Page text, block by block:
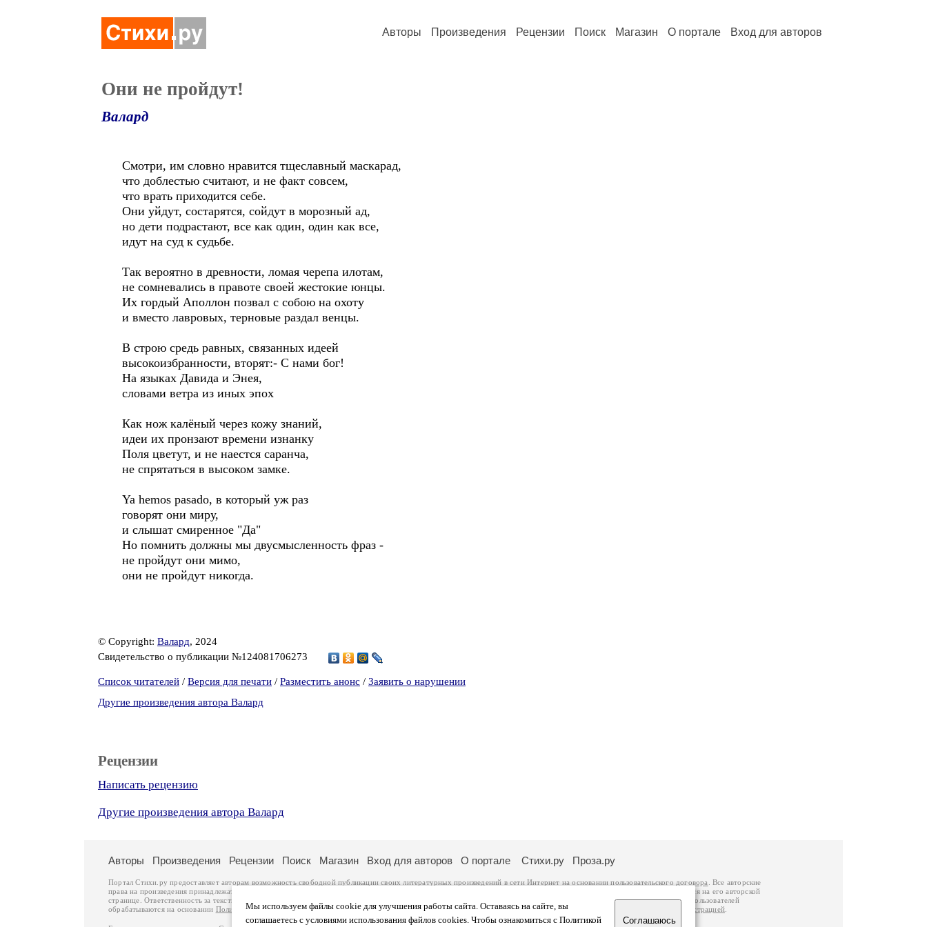
Авторы Произведения Рецензии Поиск Магазин О портале Вход для авторов
Они не пройдут!
Валард
Смотри, им словно нравится тщеславный маскарад,
что доблестью считают, и не факт совсем,
что врать приходится себе.
Они уйдут, состарятся, сойдут в морозный ад,
но дети подрастают, все как один, один как все,
идут на суд к судьбе.
Так вероятно в древности, ломая черепа илотам,
не сомневались в правоте своей жестокие юнцы.
Их гордый Аполлон позвал с собою на охоту
и вместо лавровых, терновые раздал венцы.
В строю средь равных, связанных идеей
высокоизбранности, вторят:- С нами бог!
На языках Давида и Энея,
словами ветра из иных эпох
Как нож калёный через кожу знаний,
идеи их пронзают времени изнанку
Поля цветут, и не наестся саранча,
не спрятаться в высоком замке.
Ya hemos pasado, в который уж раз
говорят они миру,
и слышат смиренное "Да"
Но помнить должны мы двусмысленность фраз -
не пройдут они мимо,
они не пройдут никогда.
© Copyright: Валард, 2024
Свидетельство о публикации №124081706273
Список читателей / Версия для печати / Разместить анонс / Заявить о нарушении
Другие произведения автора Валард
Рецензии
Написать рецензию
Другие произведения автора Валард
Мы используем файлы cookie для улучшения работы сайта. Оставаясь на сайте, вы
соглашаетесь с условиями использования файлов cookies. Чтобы ознакомиться с Политикой
Соглашаюсь
Авторы Произведения Рецензии Поиск Магазин Вход для авторов О портале Стихи.ру Проза.ру
Портал Стихи.ру предоставляет авторам возможность свободной публикации своих литературных произведений в сети Интернет на основаниипользовательского договора
. Все авторские
права на произведения принадлежат авторам и охраняются
. Перепечатка произведений возможна только с согласия его автора, к которому вы можете обратиться на его авторской
странице. Ответственность за тексты произведений авторы несут самостоятельно на основании
законодательства Российской Федерации. Данные пользователей
обрабатываются на основании Политики обработки персональных данных. Вы также можете посмотреть более подробнуюинформацию о портале связаться с администрацией